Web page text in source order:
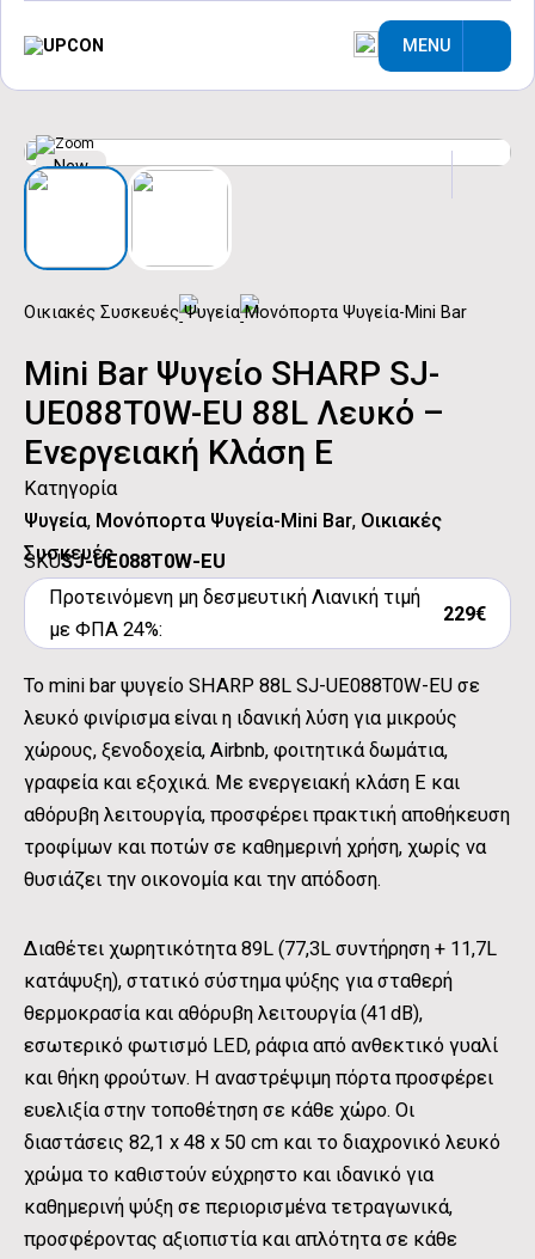
MENU
New
Οικιακές Συσκευές Ψυγεία Μονόπορτα Ψυγεία-Mini Bar
Mini Bar Ψυγείο SHARP SJ-
UE088T0W-EU 88L Λευκό –
Ενεργειακή Κλάση Ε
Κατηγορία
Ψυγεία, Μονόπορτα Ψυγεία-Mini Bar, Οικιακές
Συσκευές
SKUSJ-UE088T0W-EU
Προτεινόμενη μη δεσμευτική Λιανική τιμή
με ΦΠΑ 24%:
229€
Το mini bar ψυγείο SHARP 88L SJ-UE088T0W-EU σε
λευκό φινίρισμα είναι η ιδανική λύση για μικρούς
χώρους, ξενοδοχεία, Airbnb, φοιτητικά δωμάτια,
γραφεία και εξοχικά. Με ενεργειακή κλάση Ε και
αθόρυβη λειτουργία, προσφέρει πρακτική αποθήκευση
τροφίμων και ποτών σε καθημερινή χρήση, χωρίς να
θυσιάζει την οικονομία και την απόδοση.
Διαθέτει χωρητικότητα 89L (77,3L συντήρηση + 11,7L
κατάψυξη), στατικό σύστημα ψύξης για σταθερή
θερμοκρασία και αθόρυβη λειτουργία (41 dB),
εσωτερικό φωτισμό LED, ράφια από ανθεκτικό γυαλί
και θήκη φρούτων. Η αναστρέψιμη πόρτα προσφέρει
ευελιξία στην τοποθέτηση σε κάθε χώρο. Οι
διαστάσεις 82,1 x 48 x 50 cm και το διαχρονικό λευκό
χρώμα το καθιστούν εύχρηστο και ιδανικό για
καθημερινή ψύξη σε περιορισμένα τετραγωνικά,
προσφέροντας αξιοπιστία και απλότητα σε κάθε